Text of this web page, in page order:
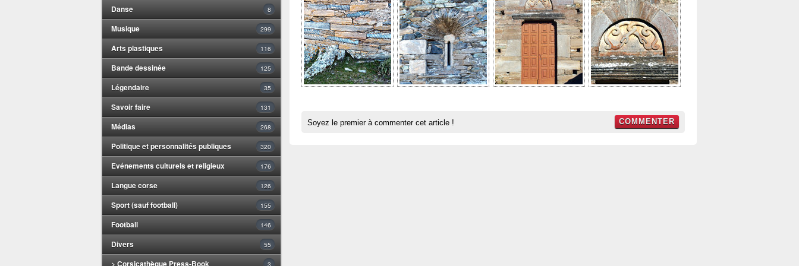
Danse 8
Musique 299
Arts plastiques 116
Bande dessinée 125
Légendaire 35
Savoir faire 131
Médias 268
Politique et personnalités publiques 320
Evénements culturels et religieux 176
Langue corse 126
Sport (sauf football) 155
Football 146
Divers 55
> Corsicathèque Press-Book 3
Soyez le premier à commenter cet article ! COMMENTER